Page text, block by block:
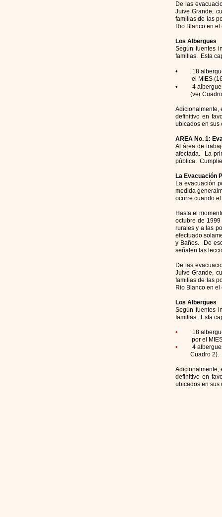
De las
Juive Grande,
familias de las
Rio Blanco en
Los Albergues
Según fuentes
familias. Esta
•
18
el MIES (16)
•
4
(ver Cuadro
Adicionalmente,
definitivo en
ubicados en sus
AREA No. 1:
Al área de
afectada. La
pública.
La Evacuación
La evacuación
medida
ocurre cuando
Hasta el
octubre de
rurales y a las
efectuado
y Baños. De
señalen las
De las
Juive Grande,
familias de las
Rio Blanco en
Los Albergues
Según fuentes
familias. Esta
• 18
por el MIES
• 4
Cuadro 2).
Adicionalmente,
definitivo en
ubicados en sus